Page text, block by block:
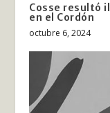
Cosse resultó
en el Cordón
octubre 6, 2024